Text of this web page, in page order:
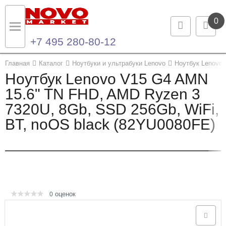
0
+7 495 280-80-12
Главная Каталог Ноутбуки и ультрабуки Lenovo Ноутбук Lenovo
Ноутбук Lenovo V15 G4 AMN
15.6" TN FHD, AMD Ryzen 3
7320U, 8Gb, SSD 256Gb, WiFi,
BT, noOS black (82YU0080FE)
0 оценок
Назад
Каталог продукции
Ноутбуки и ультрабуки
Компьютеры
Опции и комплектующие
Назад
Контакты
Контактная информация